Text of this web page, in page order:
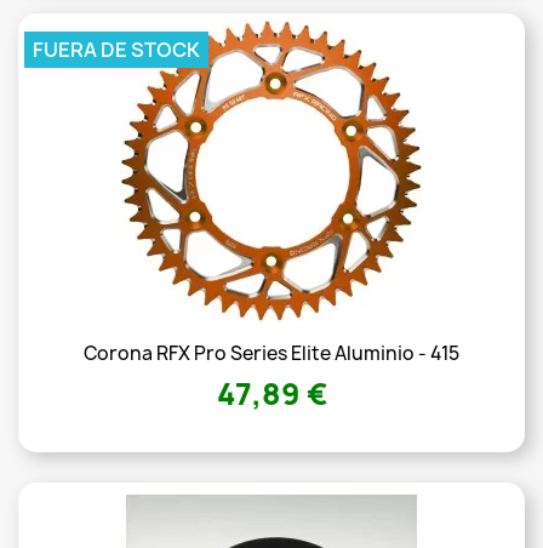
Corona RFX Pro Series Elite Aluminio - 415
47,89 €
FUERA DE STOCK